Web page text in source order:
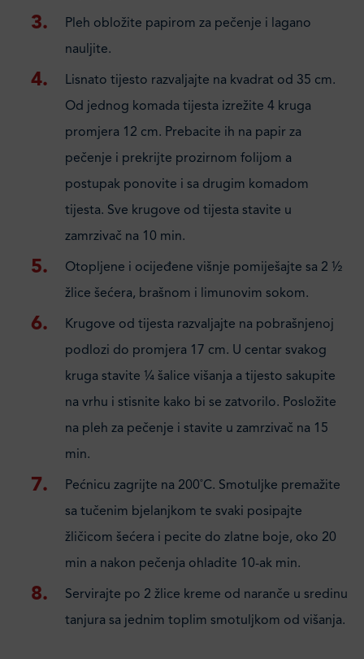
Pleh obložite papirom za pečenje i lagano
nauljite.
Lisnato tijesto razvaljajte na kvadrat od 35 cm.
Od jednog komada tijesta izrežite 4 kruga
promjera 12 cm. Prebacite ih na papir za
pečenje i prekrijte prozirnom folijom a
postupak ponovite i sa drugim komadom
tijesta. Sve krugove od tijesta stavite u
zamrzivač na 10 min.
Otopljene i ocijeđene višnje pomiješajte sa 2 ½
žlice šećera, brašnom i limunovim sokom.
Krugove od tijesta razvaljajte na pobrašnjenoj
podlozi do promjera 17 cm. U centar svakog
kruga stavite ¼ šalice višanja a tijesto sakupite
na vrhu i stisnite kako bi se zatvorilo. Posložite
na pleh za pečenje i stavite u zamrzivač na 15
min.
Pećnicu zagrijte na 200˚C. Smotuljke premažite
sa tučenim bjelanjkom te svaki posipajte
žličicom šećera i pecite do zlatne boje, oko 20
min a nakon pečenja ohladite 10-ak min.
Servirajte po 2 žlice kreme od naranče u sredinu
tanjura sa jednim toplim smotuljkom od višanja.